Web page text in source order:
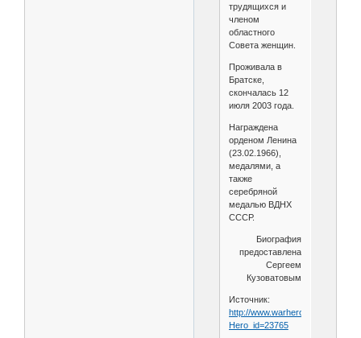
трудящихся и
членом
областного
Совета женщин.
Проживала в
Братске,
скончалась 12
июля 2003 года.
Награждена
орденом Ленина
(23.02.1966),
медалями, а
также
серебряной
медалью ВДНХ
СССР.
Биография
предоставлена
Сергеем
Кузоватовым
Источник:
http://www.warheroes.ru/hero/
Hero_id=23765